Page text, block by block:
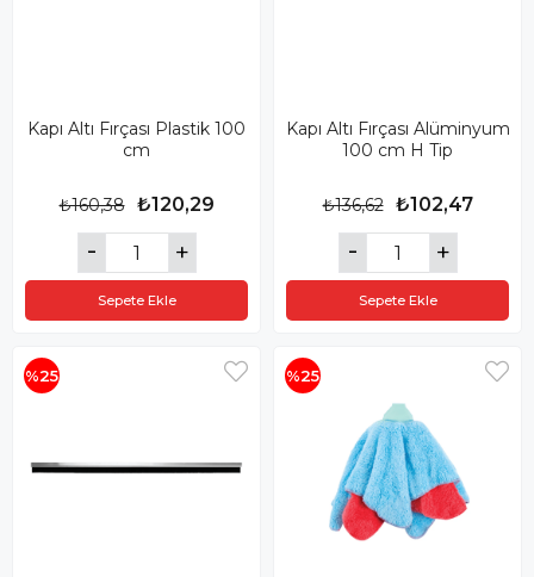
Kapı Altı Fırçası Plastik 100
cm
₺120,29
₺160,38
Sepete Ekle
Kapı Altı Fırçası Alüminyum
100 cm H Tip
₺102,47
₺136,62
Sepete Ekle
%25 %25